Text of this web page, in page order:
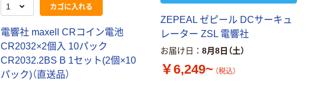
カゴに入れる
電響社 maxell CRコイン電池
CR2032×2個入 10パック
CR2032.2BS B 1セット(2個×10
パック)（直送品）
ZEPEAL ゼピール DCサーキュ
レーター ZSL 電響社
お届け日 8月8日（土）
￥6,249~ （税込）